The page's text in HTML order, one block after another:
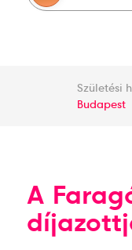
Születési
Budapest
A